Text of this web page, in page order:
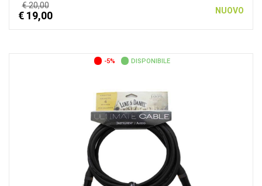
€ 20,00
€ 19,00 NUOVO
-5% DISPONIBILE